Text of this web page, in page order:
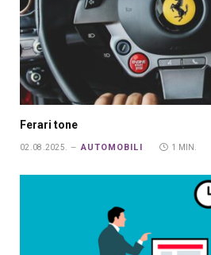
Ferari tone
02.08.2025. AUTOMOBILI 1 MIN.